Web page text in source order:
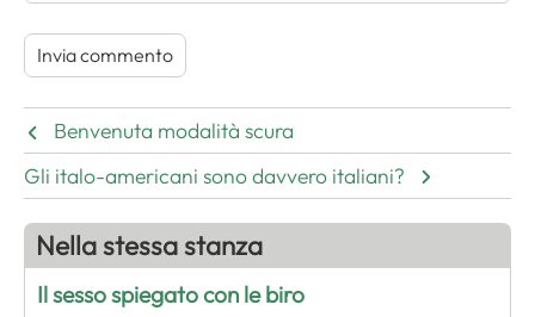
Benvenuta modalità scura
Gli italo-americani sono davvero italiani?
Nella stessa stanza
Il sesso spiegato con le biro